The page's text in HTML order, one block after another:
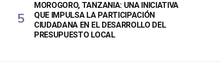
MOROGORO, TANZANIA: UNA INICIATIVA
QUE IMPULSA LA PARTICIPACIÓN
CIUDADANA EN EL DESARROLLO DEL
PRESUPUESTO LOCAL